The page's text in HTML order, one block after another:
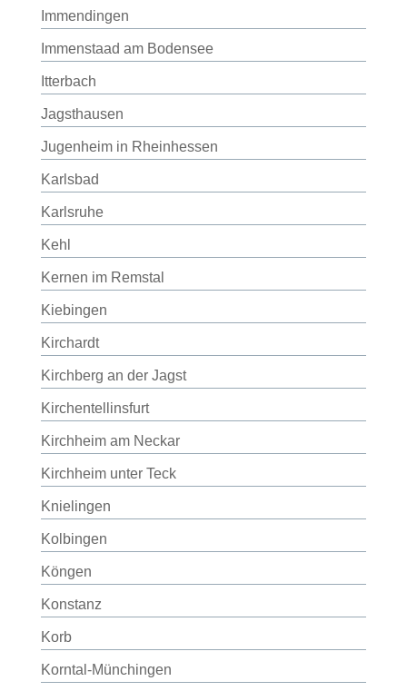
Immendingen
Immenstaad am Bodensee
Itterbach
Jagsthausen
Jugenheim in Rheinhessen
Karlsbad
Karlsruhe
Kehl
Kernen im Remstal
Kiebingen
Kirchardt
Kirchberg an der Jagst
Kirchentellinsfurt
Kirchheim am Neckar
Kirchheim unter Teck
Knielingen
Kolbingen
Köngen
Konstanz
Korb
Korntal-Münchingen